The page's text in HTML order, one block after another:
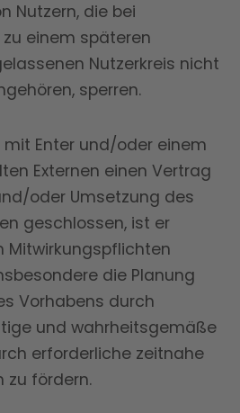
Nutzern, die bei
einem späteren
Nutzerkreis nicht
sperren.
mit Enter und/oder einem
Externen einen Vertrag
oder Umsetzung des
geschlossen, ist er
Mitwirkungspflichten
die Planung
Vorhabens durch
und wahrheitsgemäße
erforderliche zeitnahe
zu fördern.